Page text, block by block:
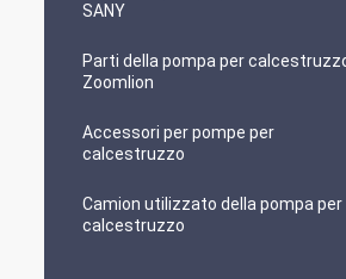
SANY
Parti della pompa per
Zoomlion
Accessori per pompe per
calcestruzzo
Camion utilizzato della pompa per
calcestruzzo